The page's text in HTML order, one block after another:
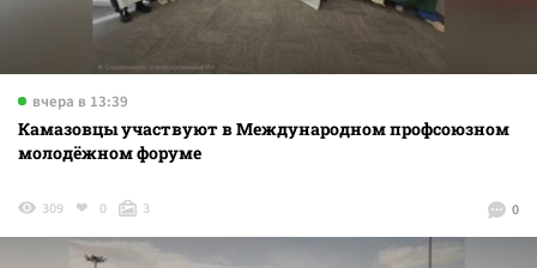
вчера в 13:39
Камазовцы участвуют в Международном профсоюзном
молодёжном форуме
0
309 0 3